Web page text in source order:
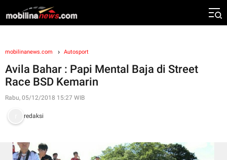
mobilinanews.com Autosport
Avila Bahar : Papi Mental Baja di Street
Race BSD Kemarin
Rabu, 05/12/2018 15:27 WIB
redaksi